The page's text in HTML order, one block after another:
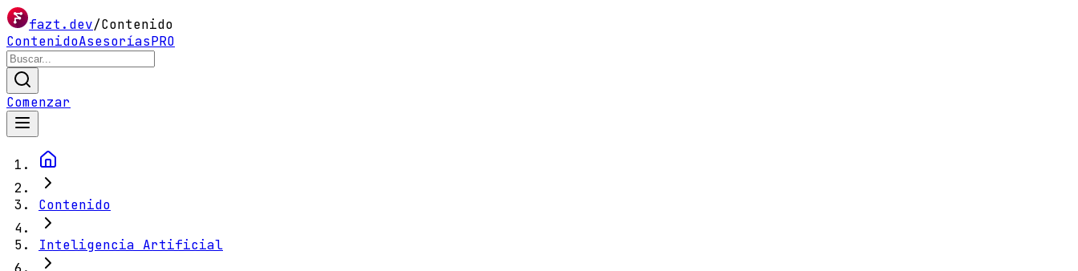
fazt.dev/Contenido
ContenidoAsesoríasPRO
Comenzar
Contenido
Inteligencia Artificial